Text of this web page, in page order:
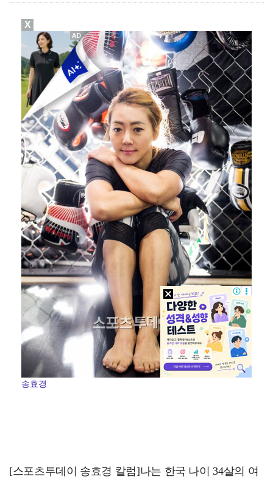
[ST포토] 차준환, 화려한 아이스쇼
[ST포토] 차준환, '아이스 뮤지컬로 만나는 피겨미남…
[ST포토] 차준환, 피겨왕자가 연기하는 성진우
[ST포토] 차준환, 레벨업
송효경
[스포츠투데이 송효경 칼럼]나는 한국 나이 34살의 여
X